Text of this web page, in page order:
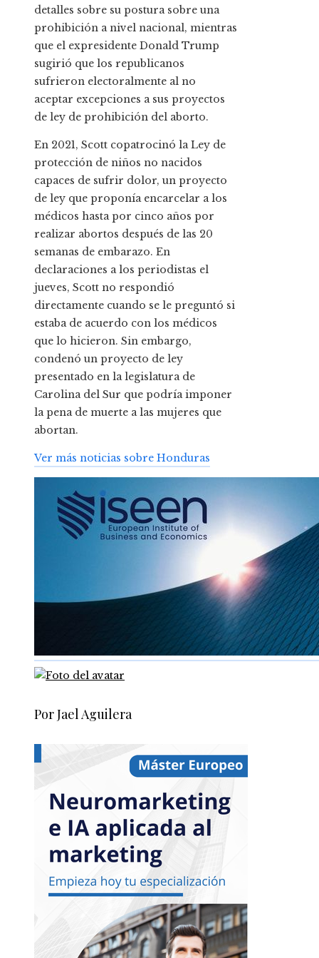
detalles sobre su postura sobre una
prohibición a nivel nacional, mientras
que el expresidente Donald Trump
sugirió que los republicanos
sufrieron electoralmente al no
aceptar excepciones a sus proyectos
de ley de prohibición del aborto.
En 2021, Scott copatrocinó la Ley de
protección de niños no nacidos
capaces de sufrir dolor, un proyecto
de ley que proponía encarcelar a los
médicos hasta por cinco años por
realizar abortos después de las 20
semanas de embarazo. En
declaraciones a los periodistas el
jueves, Scott no respondió
directamente cuando se le preguntó si
estaba de acuerdo con los médicos
que lo hicieron. Sin embargo,
condenó un proyecto de ley
presentado en la legislatura de
Carolina del Sur que podría imponer
la pena de muerte a las mujeres que
abortan.
Ver más noticias sobre Honduras
Por Jael Aguilera